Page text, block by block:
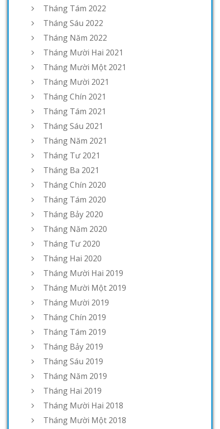
Tháng Tám 2022
Tháng Sáu 2022
Tháng Năm 2022
Tháng Mười Hai 2021
Tháng Mười Một 2021
Tháng Mười 2021
Tháng Chín 2021
Tháng Tám 2021
Tháng Sáu 2021
Tháng Năm 2021
Tháng Tư 2021
Tháng Ba 2021
Tháng Chín 2020
Tháng Tám 2020
Tháng Bảy 2020
Tháng Năm 2020
Tháng Tư 2020
Tháng Hai 2020
Tháng Mười Hai 2019
Tháng Mười Một 2019
Tháng Mười 2019
Tháng Chín 2019
Tháng Tám 2019
Tháng Bảy 2019
Tháng Sáu 2019
Tháng Năm 2019
Tháng Hai 2019
Tháng Mười Hai 2018
Tháng Mười Một 2018